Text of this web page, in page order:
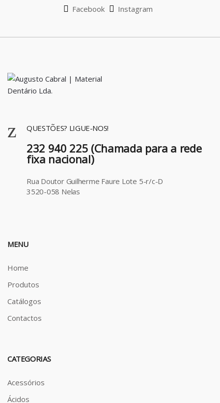
Facebook Instagram
QUESTÕES? LIGUE-NOS!
232 940 225 (Chamada para a rede
fixa nacional)
Rua Doutor Guilherme Faure Lote 5-r/c-D
3520-058 Nelas
MENU
Home
Produtos
Catálogos
Contactos
CATEGORIAS
Acessórios
Ácidos